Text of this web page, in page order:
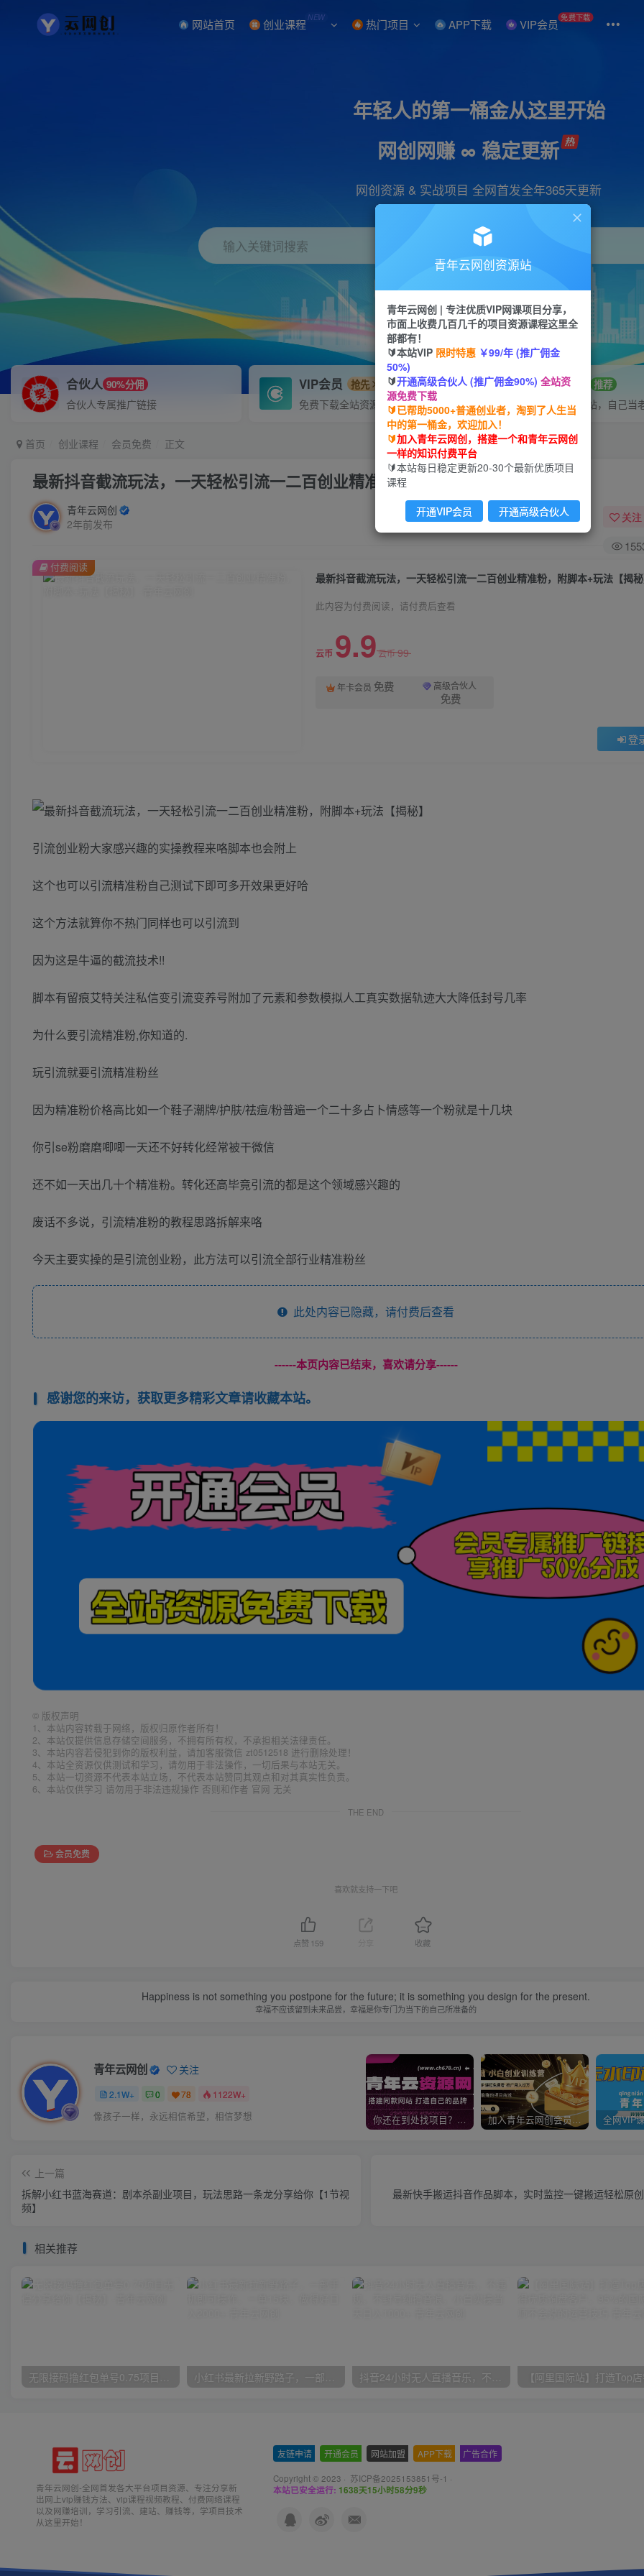
网站首页 创业课程 NEW 热门项目 APP下载 VIP会员 免费下载
年轻人的第一桶金从这里开始
网创网赚 ∞ 稳定更新
网创资源 & 实战项目 全网首发全年365天更新
输入关键词搜索
项目 引流 抖音 短视频 剪辑 会员
合伙人 90%分佣
合伙人专属推广链接
VIP会员 抢先
免费下载全站资源
招募站长 推荐
搭建同款网站，自己当
首页 创业课程 会员免费 正文
最新抖音截流玩法，一天轻松引流一二百创业精准粉，附脚本+玩法【揭秘】
青年云网创
2年前发布
关注
最新抖音截流玩法，一天轻松引流一二百创业精准粉，附脚本+玩法【揭
此内容为付费阅读，请付费后查看
云币 9.9云币99
年卡会员 免费 高级合伙人
免费
登
付费阅读
引流创业粉大家感兴趣的实操教程来咯脚本也会附上
这个也可以引流精准粉自己测试下即可多开效果更好哈
这个方法就算你不热门同样也可以引流到
因为这是牛逼的截流技术!!
脚本有留痕艾特关注私信变引流变养号附加了元素和参数模拟人工真实数据轨迹大大降低封号几率
为什么要引流精准粉,你知道的.
玩引流就要引流精准粉丝
因为精准粉价格高比如一个鞋子潮牌/护肤/祛痘/粉普遍一个二十多占卜情感等一个粉就是十几块
你引se粉磨磨唧唧一天还不好转化经常被干微信
还不如一天出几十个精准粉。转化还高毕竟引流的都是这个领域感兴趣的
废话不多说，引流精准粉的教程思路拆解来咯
今天主要实操的是引流创业粉，此方法可以引流全部行业精准粉丝
此处内容已隐藏，请付费后查看
------本页内容已结束，喜欢请分享------
感谢您的来访，获取更多精彩文章请收藏本站。
© 版权声明
1、本站内容转载于网络，版权归原作者所有！
2、本站仅提供信息存储空间服务，不拥有所有权，不承担相关法律责任。
3、本站内容若侵犯到你的版权利益，请加客服微信 zt0512518 进行删除处理！
4、本站全资源仅供测试和学习，请勿用于非法操作，一切后果与本站无关。
5、本站一切资源不代表本站立场，不代表本站赞同其观点和对其真实性负责。
6、本站仅供学习 请勿用于非法违规操作 否则和作者 官网 无关
THE END
会员免费
喜欢就支持一下吧
点赞 159 收藏
Happiness is not something you postpone for the future; it is something you design for the present.
幸福不应该留到未来品尝，幸福是你专门为当下的自己所准备的
青年云网创 关注
2.1W+ 0 78 1122W+
像孩子一样，永远相信希望，相信梦想 你还在到处找项目？还在当韭菜？我靠卖项目一个月收入5万+，曾经我也是个失败者。 加入青年云网创会员，全站资源免费学习。加入高级合伙人，推广日入1000+
上一篇
拆解小红书蓝海赛道：剧本杀副业项目，玩法思路一条龙分享给你【1节视
频】
最新快手搬运抖音作品脚本，实时监控一键搬运轻松原
相关推荐
无限接码撸红包单号0.75项目无偿分享给你【揭秘】 小红书最新拉新野路子，一部手机即可操作，一单15块，做得好日入2000+ 抖音24小时无人直播音乐，不违规，不封号纯撸音浪，小白实操当天日入1000+
青年云网创-全网首发各大平台项目资源、专注分享新
出网上vip赚钱方法、vip课程视频教程、付费网络课程
以及网赚培训，学习引流、建站、赚钱等，学项目技术
从这里开始！
友链申请 开通会员 网站加盟 APP下载 广告合作
Copyright © 2023 · 苏ICP备2025153851号-1 ·
本站已安全运行: 1638天15小时58分10秒
青年云网创资源站
青年云网创 | 专注优质VIP网课项目分享，
市面上收费几百几千的项目资源课程这里全
部都有！
🔰本站VIP 限时特惠 ￥99/年 (推广佣金
50%)
🔰开通高级合伙人 (推广佣金90%) 全站资
源免费下载
🔰已帮助5000+普通创业者，淘到了人生当
中的第一桶金，欢迎加入！
🔰加入青年云网创，搭建一个和青年云网创
一样的知识付费平台
🔰本站每日稳定更新20-30个最新优质项目
课程
开通VIP会员 开通高级合伙人